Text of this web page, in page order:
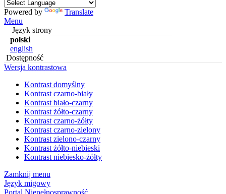
Powered by
Translate
Menu
Język strony
polski
english
Dostępność
Wersja kontrastowa
Kontrast domyślny
Kontrast czarno-biały
Kontrast biało-czarny
Kontrast żółto-czarny
Kontrast czarno-żółty
Kontrast czarno-zielony
Kontrast zielono-czarny
Kontrast żółto-niebieski
Kontrast niebiesko-żółty
Zamknij menu
Język migowy
Portal Niepełnosprawność